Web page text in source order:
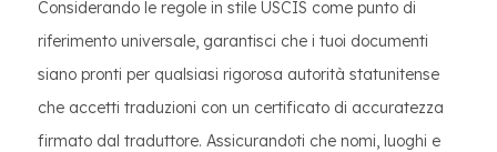
Considerando le regole in stile USCIS come punto di
riferimento universale, garantisci che i tuoi documenti
siano pronti per qualsiasi rigorosa autorità statunitense
che accetti traduzioni con un certificato di accuratezza
firmato dal traduttore. Assicurandoti che nomi, luoghi e